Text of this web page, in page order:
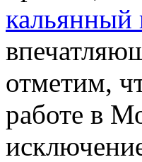
кальянный
отметим,
работе в